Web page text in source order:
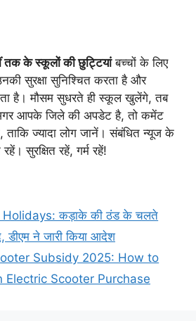
तक के स्कूलों की छुट्टियांबच्चों के लिए
सुरक्षा सुनिश्चित करता है और
है। मौसम सुधरते ही स्कूल खुलेंगे, तब
आपके जिले की अपडेट है, तो कमेंट
ज्यादा लोग जानें। संबंधित न्यूज के
सुरक्षित रहें, गर्म रहें!
कड़ाके की ठंड के चलते
ने जारी किया आदेश
Subsidy 2025: How to
Electric Scooter Purchase